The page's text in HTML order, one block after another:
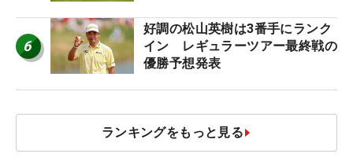
6
好調の松山英樹は3番手にランク
イン レギュラーツアー最終戦の
優勝予想発表
ランキングをもっと見る